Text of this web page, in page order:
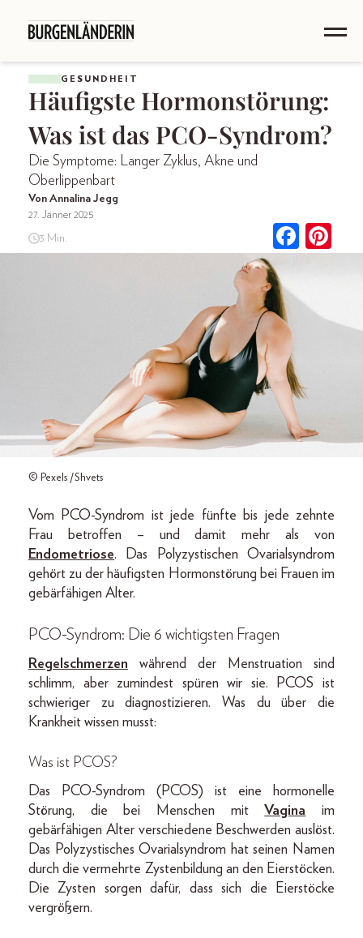
GESUNDHEIT
Häufigste Hormonstörung:
Was ist das PCO-Syndrom?
Die Symptome: Langer Zyklus, Akne und
Oberlippenbart
Von Annalina Jegg
27. Jänner 2025
3 Min.
© Pexels /Shvets
Vom PCO-Syndrom ist jede fünfte bis jede zehnte
Frau betroffen – und damit mehr als von
Endometriose. Das Polyzystischen Ovarialsyndrom
gehört zu der häufigsten Hormonstörung bei Frauen im
gebärfähigen Alter.
PCO-Syndrom: Die 6 wichtigsten Fragen
Regelschmerzen während der Menstruation sind
schlimm, aber zumindest spüren wir sie. PCOS ist
schwieriger zu diagnostizieren. Was du über die
Krankheit wissen musst:
Was ist PCOS?
Das PCO-Syndrom (PCOS) ist eine hormonelle
Störung, die bei Menschen mitVagina im
gebärfähigen Alter verschiedene Beschwerden auslöst.
Das Polyzystisches Ovarialsyndrom hat seinen Namen
durch die vermehrte Zystenbildung an den Eierstöcken.
Die Zysten sorgen dafür, dass sich die Eierstöcke
vergrößern.